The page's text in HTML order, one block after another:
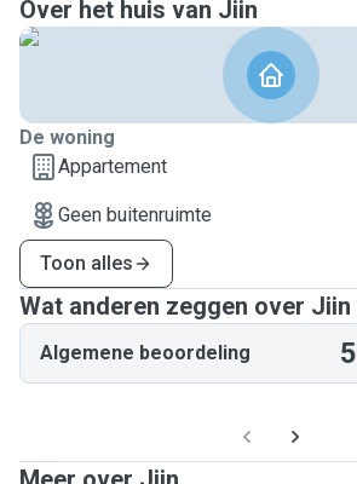
Over het huis van Jiin
De woning
Appartement
Geen buitenruimte
Toon alles
Wat anderen zeggen over Jiin
Algemene beoordeling 5